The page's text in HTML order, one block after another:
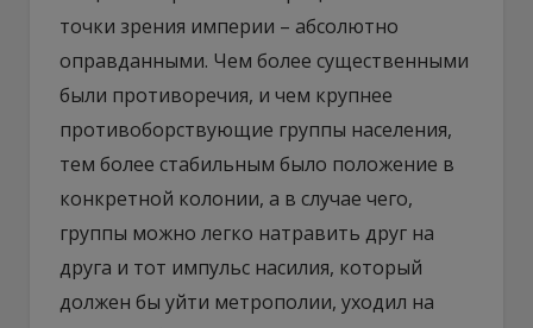
точки зрения империи – абсолютно
оправданными. Чем более существенными
были противоречия, и чем крупнее
противоборствующие группы населения,
тем более стабильным было положение в
конкретной колонии, а в случае чего,
группы можно легко натравить друг на
друга и тот импульс насилия, который
должен бы уйти метрополии, уходил на